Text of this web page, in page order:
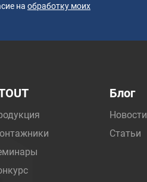
на обработку моих
Блог
Новости
Статьи